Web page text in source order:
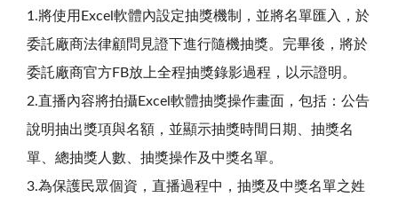
1.將使用Excel軟體內設定抽獎機制，並將名單匯入，於
委託廠商法律顧問見證下進行隨機抽獎。完畢後，將於
委託廠商官方FB放上全程抽獎錄影過程，以示證明。
2.直播內容將拍攝Excel軟體抽獎操作畫面，包括：公告
說明抽出獎項與名額，並顯示抽獎時間日期、抽獎名
單、總抽獎人數、抽獎操作及中獎名單。
3.為保護民眾個資，直播過程中，抽獎及中獎名單之姓